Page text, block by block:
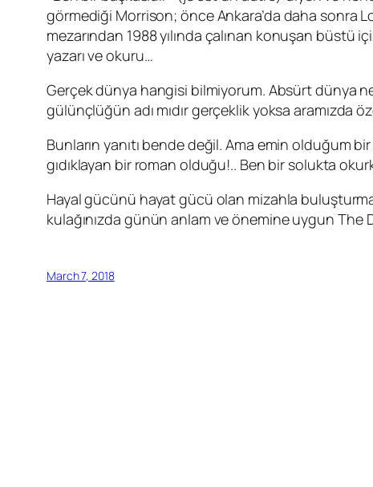
görmediği Morrison; önce Ankara’da daha sonra
mezarından 1988 yılında çalınan konuşan büstü
yazarı ve okuru…
Gerçek dünya hangisi bilmiyorum. Absürt dünya
gülünçlüğün adı mıdır gerçeklik yoksa aramızda
Bunların yanıtı bende değil. Ama emin olduğum
gıdıklayan bir roman olduğu!.. Ben bir solukta
Hayal gücünü hayat gücü olan mizahla
kulağınızda günün anlam ve önemine uygun The
March 7, 2018